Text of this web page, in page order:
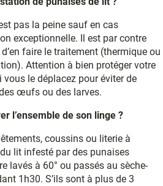
pas la peine sauf en cas
exceptionnelle. Il est par contre
faire le traitement (thermique ou
Attention à bien protéger votre
vous le déplacez pour éviter de
œufs ou des larves.
l’ensemble de son linge ?
coussins ou literie à
lit infesté par des punaises
lavés à 60° ou passés au sèche-
1h30. S’ils sont à plus de 3